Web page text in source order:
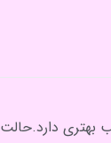
بهتری دارد.حالت